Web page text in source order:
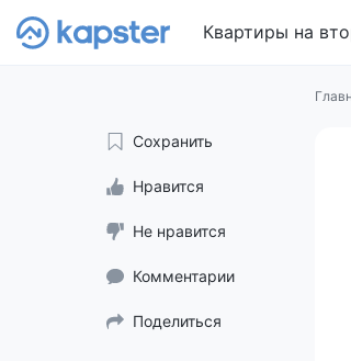
Квартиры на
Сохранить
Нравится
Не нравится
Комментарии
Поделиться